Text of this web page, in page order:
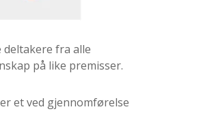
fra alle
på like premisser.
et ved gjennomførelse